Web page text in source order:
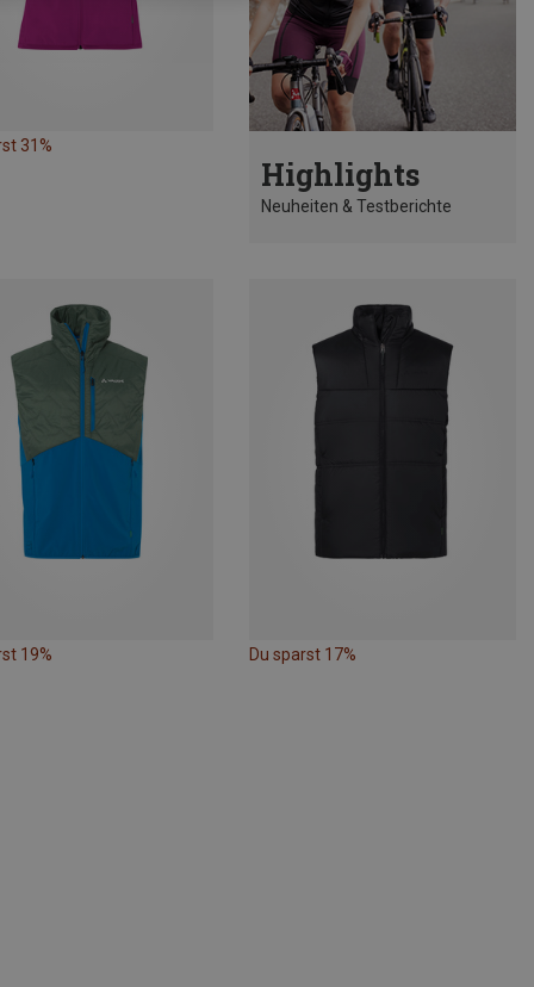
31%
Highlights
Neuheiten & Testberichte
19% Du sparst 17%